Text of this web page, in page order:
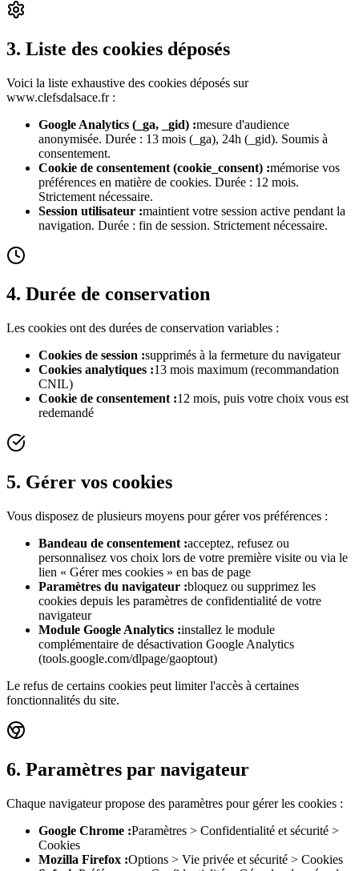
3. Liste des cookies déposés
Voici la liste exhaustive des cookies déposés sur
www.clefsdalsace.fr :
Google Analytics (_ga, _gid) :mesure d'audience
anonymisée. Durée : 13 mois (_ga), 24h (_gid). Soumis à
consentement.
Cookie de consentement (cookie_consent) :mémorise vos
préférences en matière de cookies. Durée : 12 mois.
Strictement nécessaire.
Session utilisateur :maintient votre session active pendant la
navigation. Durée : fin de session. Strictement nécessaire.
4. Durée de conservation
Les cookies ont des durées de conservation variables :
Cookies de session :supprimés à la fermeture du navigateur
Cookies analytiques :13 mois maximum (recommandation
CNIL)
Cookie de consentement :12 mois, puis votre choix vous est
redemandé
5. Gérer vos cookies
Vous disposez de plusieurs moyens pour gérer vos préférences :
Bandeau de consentement :acceptez, refusez ou
personnalisez vos choix lors de votre première visite ou via le
lien « Gérer mes cookies » en bas de page
Paramètres du navigateur :bloquez ou supprimez les
cookies depuis les paramètres de confidentialité de votre
navigateur
Module Google Analytics :installez le module
complémentaire de désactivation Google Analytics
(tools.google.com/dlpage/gaoptout)
Le refus de certains cookies peut limiter l'accès à certaines
fonctionnalités du site.
6. Paramètres par navigateur
Chaque navigateur propose des paramètres pour gérer les cookies :
Google Chrome :Paramètres > Confidentialité et sécurité >
Cookies
Mozilla Firefox :Options > Vie privée et sécurité > Cookies